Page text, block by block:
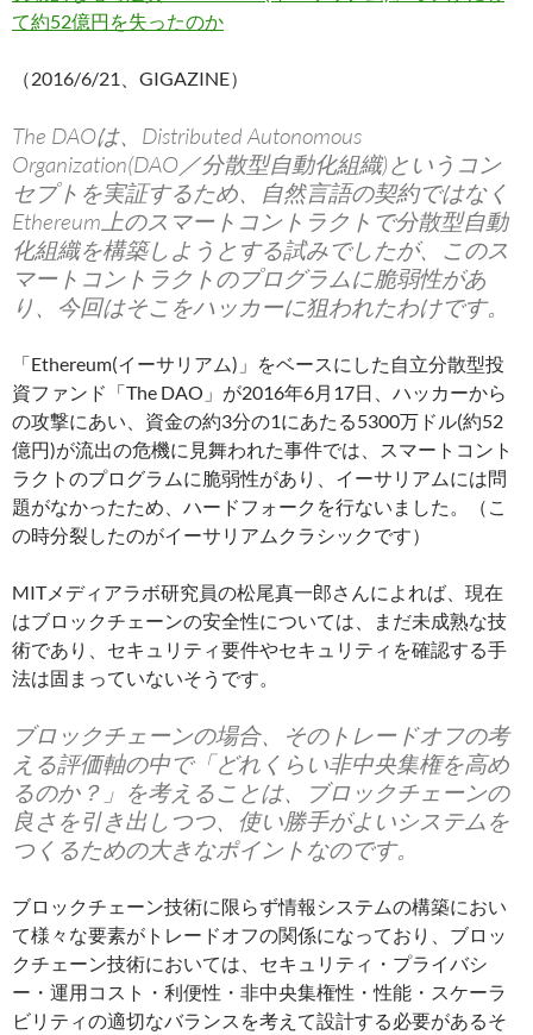
て約52億円を失ったのか
（2016/6/21、GIGAZINE）
The DAOは、Distributed Autonomous
Organization(DAO／分散型自動化組織)というコン
セプトを実証するため、自然言語の契約ではなく
Ethereum上のスマートコントラクトで分散型自動
化組織を構築しようとする試みでしたが、このス
マートコントラクトのプログラムに脆弱性があ
り、今回はそこをハッカーに狙われたわけです。
「Ethereum(イーサリアム)」をベースにした自立分散型投
資ファンド「The DAO」が2016年6月17日、ハッカーから
の攻撃にあい、資金の約3分の1にあたる5300万ドル(約52
億円)が流出の危機に見舞われた事件では、スマートコント
ラクトのプログラムに脆弱性があり、イーサリアムには問
題がなかったため、ハードフォークを行ないました。（こ
の時分裂したのがイーサリアムクラシックです）
MITメディアラボ研究員の松尾真一郎さんによれば、現在
はブロックチェーンの安全性については、まだ未成熟な技
術であり、セキュリティ要件やセキュリティを確認する手
法は固まっていないそうです。
ブロックチェーンの場合、そのトレードオフの考
える評価軸の中で「どれくらい非中央集権を高め
るのか？」を考えることは、ブロックチェーンの
良さを引き出しつつ、使い勝手がよいシステムを
つくるための大きなポイントなのです。
ブロックチェーン技術に限らず情報システムの構築におい
て様々な要素がトレードオフの関係になっており、ブロッ
クチェーン技術においては、セキュリティ・プライバシ
ー・運用コスト・利便性・非中央集権性・性能・スケーラ
ビリティの適切なバランスを考えて設計する必要があるそ